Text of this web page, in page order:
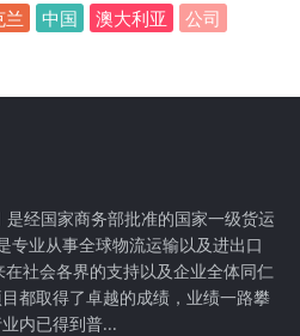
兰 中国 澳大利亚
公司
经国家商务部批准的国家一级货运
专业从事全球物流运输以及进出口
社会各界的支持以及企业全体同仁
都取得了卓越的成绩，业绩一路攀
内已得到普...